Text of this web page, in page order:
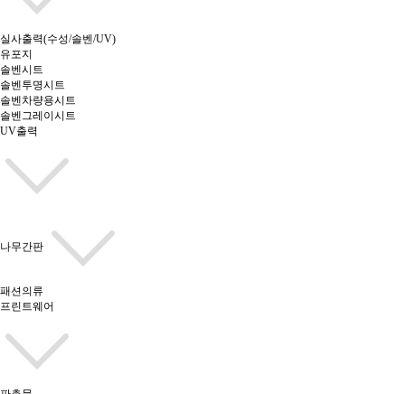
실사출력(수성/솔벤/UV)
유포지
솔벤시트
솔벤투명시트
솔벤차량용시트
솔벤그레이시트
UV출력
나무간판
패션의류
프린트웨어